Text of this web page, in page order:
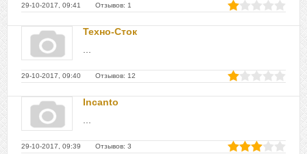
29-10-2017, 09:41 Отзывов: 1
Техно-Сток
29-10-2017, 09:40 Отзывов: 12
Incanto
29-10-2017, 09:39 Отзывов: 3